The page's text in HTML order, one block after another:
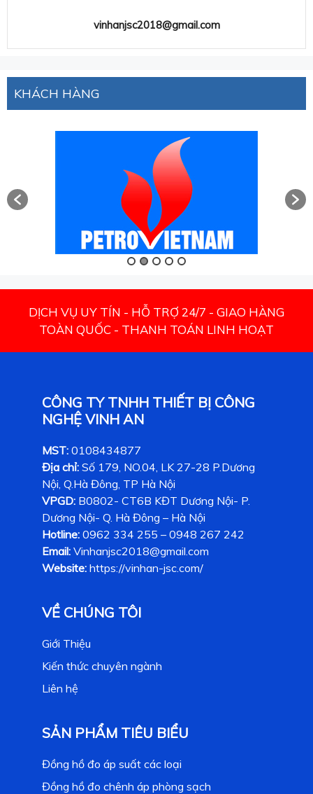
vinhanjsc2018@gmail.com
KHÁCH HÀNG
DỊCH VỤ UY TÍN - HỖ TRỢ 24/7 - GIAO HÀNG
TOÀN QUỐC - THANH TOÁN LINH HOẠT
CÔNG TY TNHH THIẾT BỊ CÔNG
NGHỆ VINH AN
MST: 0108434877
Địa chỉ: Số 179, NO.04, LK 27-28 P.Dương
Nội, Q.Hà Đông, TP Hà Nội
VPGD: B0802- CT6B KĐT Dương Nội- P.
Dương Nội- Q. Hà Đông – Hà Nội
Hotline: 0962 334 255 – 0948 267 242
Email: Vinhanjsc2018@gmail.com
Website: https://vinhan-jsc.com/
VỀ CHÚNG TÔI
Giới Thiệu
Kiến thức chuyên ngành
Liên hệ
SẢN PHẨM TIÊU BIỂU
Đồng hồ đo áp suất các loại
Đồng hồ đo chênh áp phòng sạch